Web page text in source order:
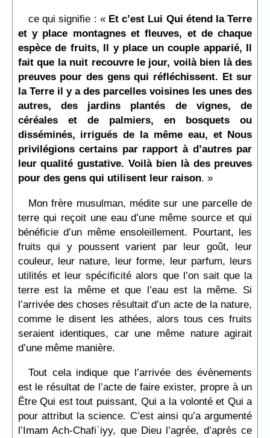
ce qui signifie : « Et c’est Lui Qui étend la Terre
et y place montagnes et fleuves, et de chaque
espèce de fruits, Il y place un couple apparié, Il
fait que la nuit recouvre le jour, voilà bien là des
preuves pour des gens qui réfléchissent. Et sur
la Terre il y a des parcelles voisines les unes des
autres, des jardins plantés de vignes, de
céréales et de palmiers, en bosquets ou
disséminés, irrigués de la même eau, et Nous
privilégions certains par rapport à d’autres par
leur qualité gustative. Voilà bien là des preuves
pour des gens qui utilisent leur raison. »
Mon frère musulman, médite sur une parcelle de
terre qui reçoit une eau d’une même source et qui
bénéficie d’un même ensoleillement. Pourtant, les
fruits qui y poussent varient par leur goût, leur
couleur, leur nature, leur forme, leur parfum, leurs
utilités et leur spécificité alors que l’on sait que la
terre est la même et que l’eau est la même. Si
l’arrivée des choses résultait d’un acte de la nature,
comme le disent les athées, alors tous ces fruits
seraient identiques, car une même nature agirait
d’une même manière.
Tout cela indique que l’arrivée des évènements
est le résultat de l’acte de faire exister, propre à un
Être Qui est tout puissant, Qui a la volonté et Qui a
pour attribut la science. C’est ainsi qu’a argumenté
l’Imam Ach-Chafiʿiyy, que Dieu l’agrée, d’après ce